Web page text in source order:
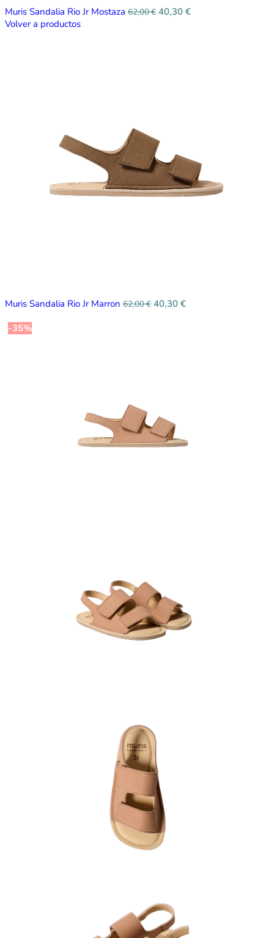
Muris Sandalia Rio Jr Mostaza 62,00€ 40,30 €
Volver a productos
Muris Sandalia Rio Jr Marron 62,00€ 40,30 €
-35%